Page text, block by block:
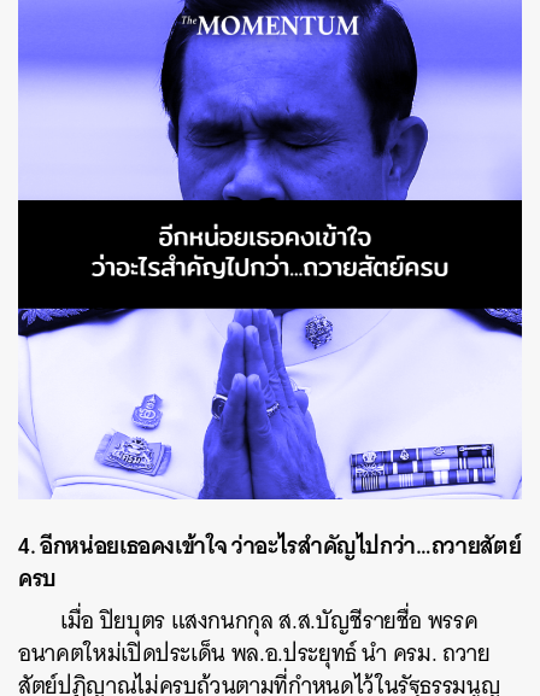
4. อีกหน่อยเธอคงเข้าใจ ว่าอะไรสำคัญไปกว่า…ถวายสัตย์
ครบ
เมื่อ ปิยบุตร แสงกนกกุล ส.ส.บัญชีรายชื่อ พรรค
อนาคตใหม่เปิดประเด็น พล.อ.ประยุทธ์ นำ ครม. ถวาย
สัตย์ปฏิญาณไม่ครบถ้วนตามที่กำหนดไว้ในรัฐธรรมนูญ